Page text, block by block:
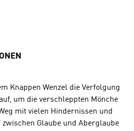
Knappen Wenzel die Verfolgung
um die verschleppten Mönche
mit vielen Hindernissen und
Glaube und Aberglaube